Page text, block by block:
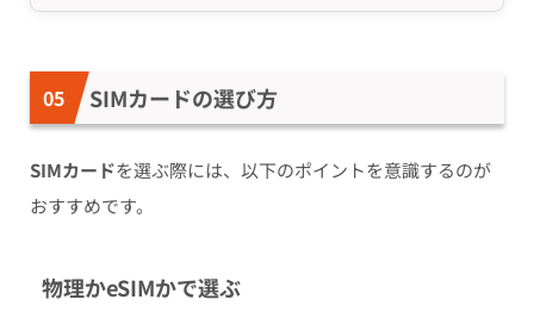
SIMカードの選び方
SIMカードを選ぶ際には、以下のポイントを意識するのが
おすすめです。
物理かeSIMかで選ぶ